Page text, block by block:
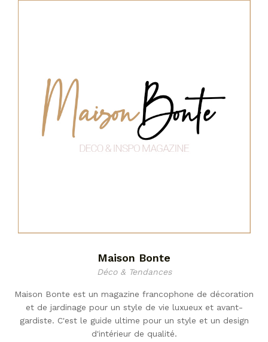
Maison Bonte
Déco & Tendances
Maison Bonte est un magazine francophone de décoration
et de jardinage pour un style de vie luxueux et avant-
gardiste. C'est le guide ultime pour un style et un design
d'intérieur de qualité.